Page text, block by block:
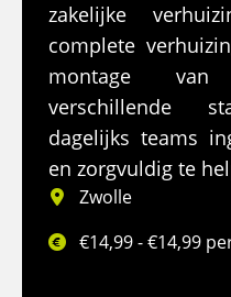
zakelijke
complete
montage van
verschillende
dagelijks teams
en zorgvuldig te
Zwolle
€14,99 - €14,99